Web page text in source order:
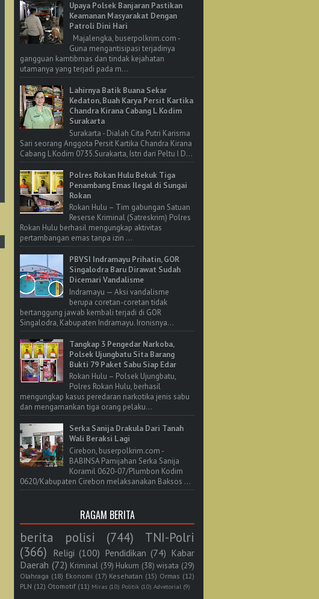
Upaya Polsek Banjaran Pastikan
Keamanan Masyarakat Dengan
Patroli Dini Hari
Majalengka, buserpolkrim.com -
Guna mengantisipasi terjadinya
gangguan kamtibmas dan tindak kejahatan
utamanya yang terjadi pada m...
Lahirnya Batik Buana Sekar
Kedaton, Buah Karya Persit Kartika
Chandra Kirana Cabang L Kodim
Surakarta
Surakarta - Dialah Cita Putri Karisma
Sari seorang Anggota Persit Kartika Chandra Kirana
Cabang L Kodim 0735.Surakarta, Istri dari Peltu I D...
Polres Rokan Hulu Bekuk Tiga
Penambang Emas Ilegal di Sungai
Rokan
Rokan Hulu – Tim gabungan Satuan
Reserse Kriminal (Satreskrim) Polres
Rokan Hulu berhasil mengungkap aktivitas
pertambangan emas tanpa izin ...
PBVSI Indramayu Prihatin, GOR
Singalodra Baru Dirawat Sudah
Dicemari Vandalisme
Indramayu — Aksi vandalisme
berupa coretan-coretan tidak
bertanggung jawab kembali terjadi di GOR
Singalodra, Kabupaten Indramayu. Ironisnya...
Tangkap 3 Pengedar Narkoba,
Polsek Ujungbatu Sita Barang
Bukti 79 Paket Sabu Siap Edar
Rokan Hulu – Polsek Ujungbatu,
Polres Rokan Hulu, berhasil
mengungkap kasus peredaran narkotika jenis sabu
dan mengamankan tiga orang pelaku...
Serka Sanija Drakula Dari Tanah
Wali Beraksi Lagi
Cirebon, buserpolkrim.com -
BABINSA Pamijahan Serka Sanija
Koramil 0620-07/Plumbon Kodim
0620/Kabupaten Cirebon melaksanakan Baksos ...
RAGAM BERITA
berita polisi (744)
TNI-Polri
(366) Religi (100) Pendidikan (74) Kabar
Daerah (72) Kriminal (39) Hukum (38) wisata (29)
Olahraga (18) Ekonomi (17) Kesehatan (15) Ormas (12)
PLN (12) Otomotif (11) Miras (10) Politik (10) Advetorial (9)